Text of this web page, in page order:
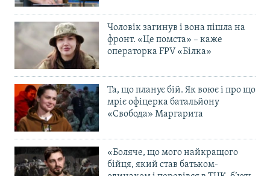
Чоловік загинув і вона пішла на
фронт. «Це помста» – каже
операторка FPV «Білка»
Та, що планує бій. Як воює і про що
мріє офіцерка батальйону
«Свобода» Маргарита
«Боляче, що мого найкращого
бійця, який став батьком-